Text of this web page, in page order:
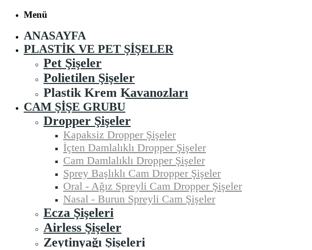
Menü
ANASAYFA
PLASTIK VE PET ŞIŞELER
Pet Şişeler
Polietilen Şişeler
Plastik Krem Kavanozları
CAM ŞIŞE GRUBU
Dropper Şişeler
Kapaksiz Dropper Şişeler
İçten Damlalıklı Dropper Şişeler
Cam Damlalıklı Dropper Şişeler
Sprey Başlıklı Cam Dropper Şişeler
Oral - Ağız Spreyli Cam Dropper Şişeler
Nasal - Burun Spreyli Cam Şişeler
Ecza Şişeleri
Airless Şişeler
Zeytinyağı Şişeleri